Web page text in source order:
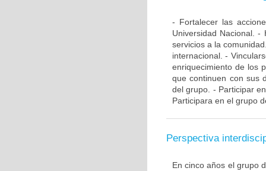
- Fortalecer las
Universidad Nacional. -
servicios a la
internacional. -
enriquecimiento de los
que continuen con sus
del grupo. - Participar
Participara en el grupo
Perspectiva
En cinco años el grupo